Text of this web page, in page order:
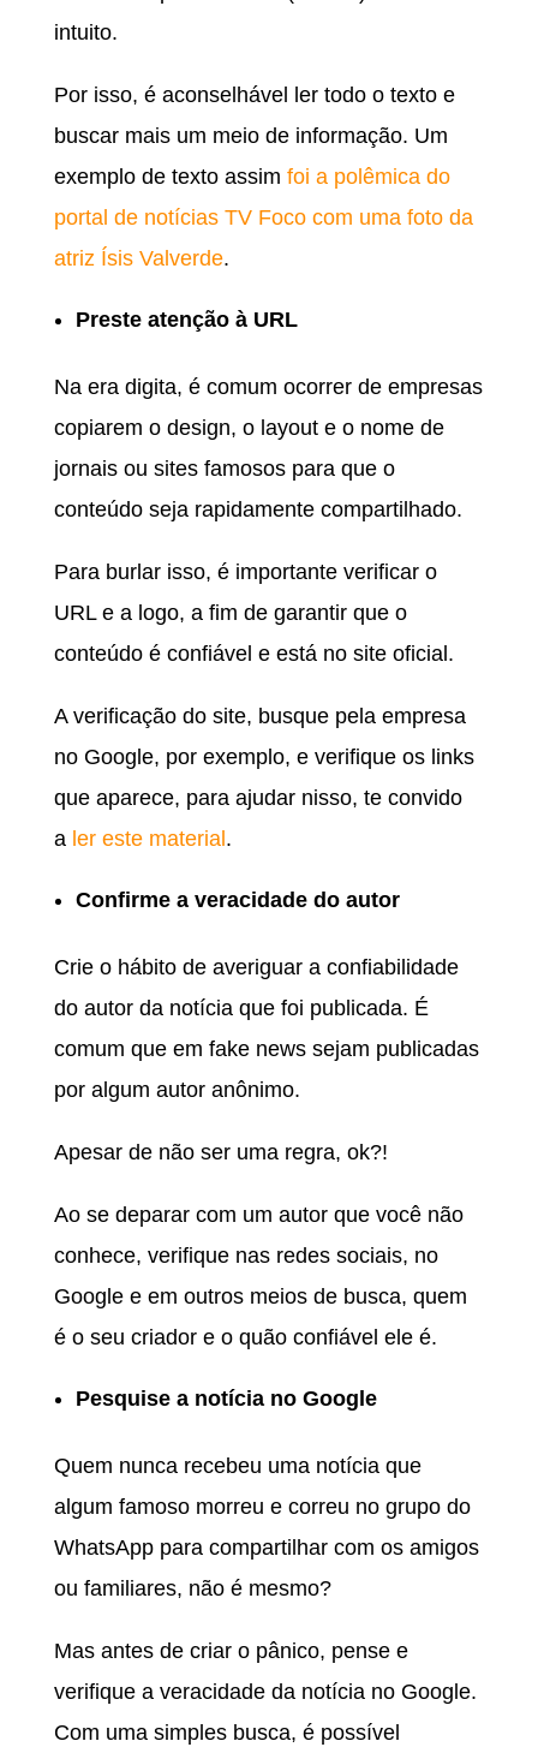
intuito.
Por isso, é aconselhável ler todo o texto e
buscar mais um meio de informação. Um
exemplo de texto assim foi a polêmica do
portal de notícias TV Foco com uma foto da
atriz Ísis Valverde.
Preste atenção à URL
Na era digita, é comum ocorrer de empresas
copiarem o design, o layout e o nome de
jornais ou sites famosos para que o
conteúdo seja rapidamente compartilhado.
Para burlar isso, é importante verificar o
URL e a logo, a fim de garantir que o
conteúdo é confiável e está no site oficial.
A verificação do site, busque pela empresa
no Google, por exemplo, e verifique os links
que aparece, para ajudar nisso, te convido
a ler este material .
Confirme a veracidade do autor
Crie o hábito de averiguar a confiabilidade
do autor da notícia que foi publicada. É
comum que em fake news sejam publicadas
por algum autor anônimo.
Apesar de não ser uma regra, ok?!
Ao se deparar com um autor que você não
conhece, verifique nas redes sociais, no
Google e em outros meios de busca, quem
é o seu criador e o quão confiável ele é.
Pesquise a notícia no Google
Quem nunca recebeu uma notícia que
algum famoso morreu e correu no grupo do
WhatsApp para compartilhar com os amigos
ou familiares, não é mesmo?
Mas antes de criar o pânico, pense e
verifique a veracidade da notícia no Google.
Com uma simples busca, é possível